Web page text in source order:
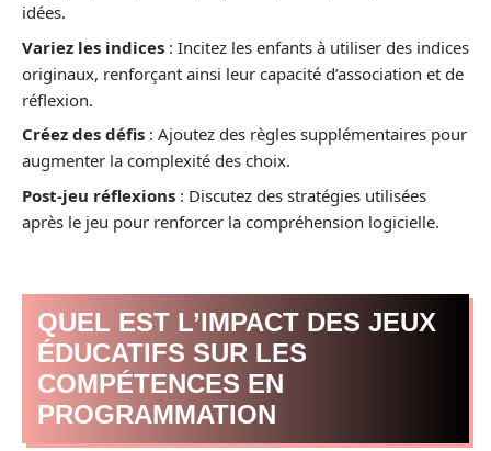
idées.
Variez les indices : Incitez les enfants à utiliser des indices
originaux, renforçant ainsi leur capacité d’association et de
réflexion.
Créez des défis : Ajoutez des règles supplémentaires pour
augmenter la complexité des choix.
Post-jeu réflexions : Discutez des stratégies utilisées
après le jeu pour renforcer la compréhension logicielle.
QUEL EST L’IMPACT DES JEUX
ÉDUCATIFS SUR LES
COMPÉTENCES EN
PROGRAMMATION